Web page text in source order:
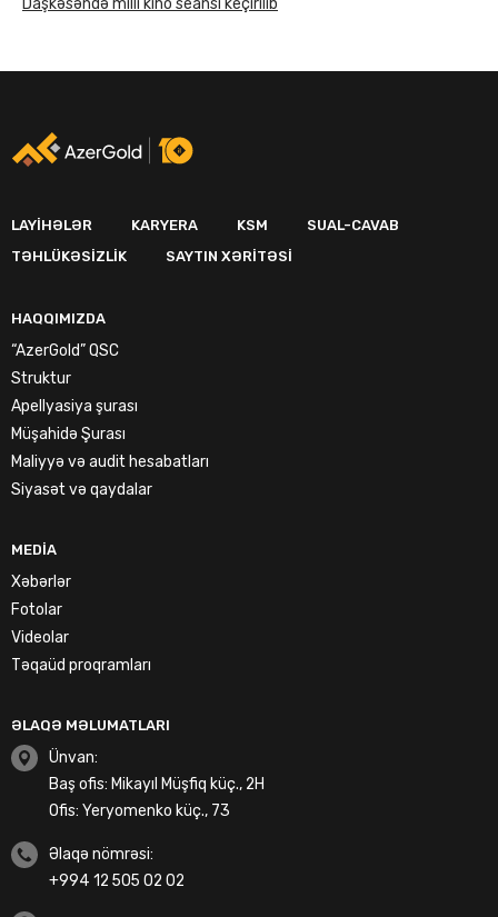
Daşkəsəndə milli kino seansı keçirilib
LAYIHƏLƏR KARYERA KSM
SUAL-CAVAB
TƏHLÜKƏSIZLIK
SAYTIN XƏRITƏSI
HAQQIMIZDA
“AzerGold” QSC
Struktur
Apellyasiya şurası
Müşahidə Şurası
Maliyyə və audit hesabatları
Siyasət və qaydalar
MEDIA
Xəbərlər
Fotolar
Videolar
Təqaüd proqramları
ƏLAQƏ MƏLUMATLARI
Ünvan:
Baş ofis: Mikayıl Müşfiq küç., 2H
Ofis: Yeryomenko küç., 73
Əlaqə nömrəsi:
+994 12 505 02 02